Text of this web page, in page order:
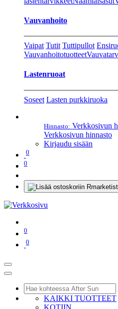
Vauvanhoito
Vaipat Tutit Tuttipullot
Vauvanhoitotuotteet
Lastenruoat
Soseet Lasten purkkiruoka
Hinnasto: Verkkosivun
Verkkosivun hinnasto
Kirjaudu sisään
0
0
0
0
KAIKKI TUOTTEET
KOTIIN